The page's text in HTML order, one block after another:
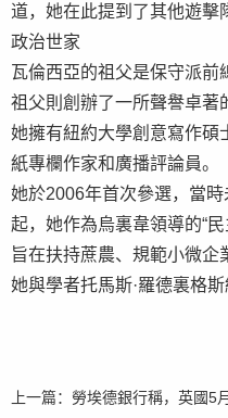
道，她在此提到了其他遊擊
政治世家
瓦倫西亞的祖父是保守派前
祖父則創辦了一所聲譽卓著
她擁有紐約大學創意寫作碩
紙專欄作家和廣播評論員。
她於2006年首次參選，當
起，她作為烏裏韋領導的“
旨在扶持蔗農、規範小微企
她與學者托馬斯·羅德裏格
上一篇： 勞埃德銀行稱，英國5